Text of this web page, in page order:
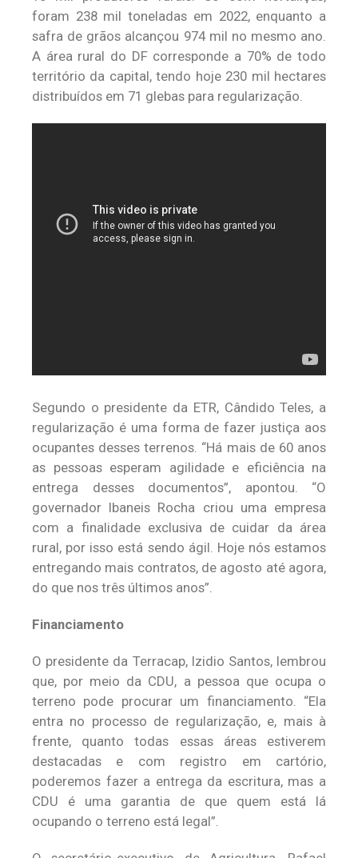
foram 238 mil toneladas em 2022, enquanto a
safra de grãos alcançou 974 mil no mesmo ano.
A área rural do DF corresponde a 70% de todo
território da capital, tendo hoje 230 mil hectares
distribuídos em 71 glebas para regularização.
Segundo o presidente da ETR, Cândido Teles, a
regularização é uma forma de fazer justiça aos
ocupantes desses terrenos. “Há mais de 60 anos
as pessoas esperam agilidade e eficiência na
entrega desses documentos”, apontou. “O
governador Ibaneis Rocha criou uma empresa
com a finalidade exclusiva de cuidar da área
rural, por isso está sendo ágil. Hoje nós estamos
entregando mais contratos, de agosto até agora,
do que nos três últimos anos”.
Financiamento
O presidente da Terracap, Izidio Santos, lembrou
que, por meio da CDU, a pessoa que ocupa o
terreno pode procurar um financiamento. “Ela
entra no processo de regularização, e, mais à
frente, quanto todas essas áreas estiverem
destacadas e com registro em cartório,
poderemos fazer a entrega da escritura, mas a
CDU é uma garantia de que quem está lá
ocupando o terreno está legal”.